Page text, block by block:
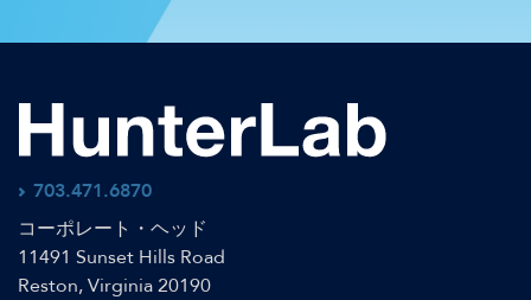
703.471.6870
コーポレート・ヘッド
11491 Sunset Hills Road
Reston, Virginia 20190